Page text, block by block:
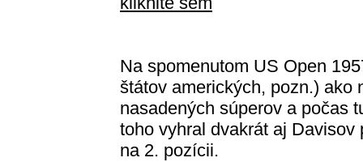
Na spomenutom US Open
štátov amerických, pozn.) ako
nasadených súperov a počas
toho vyhral dvakrát aj
na 2. pozícii.